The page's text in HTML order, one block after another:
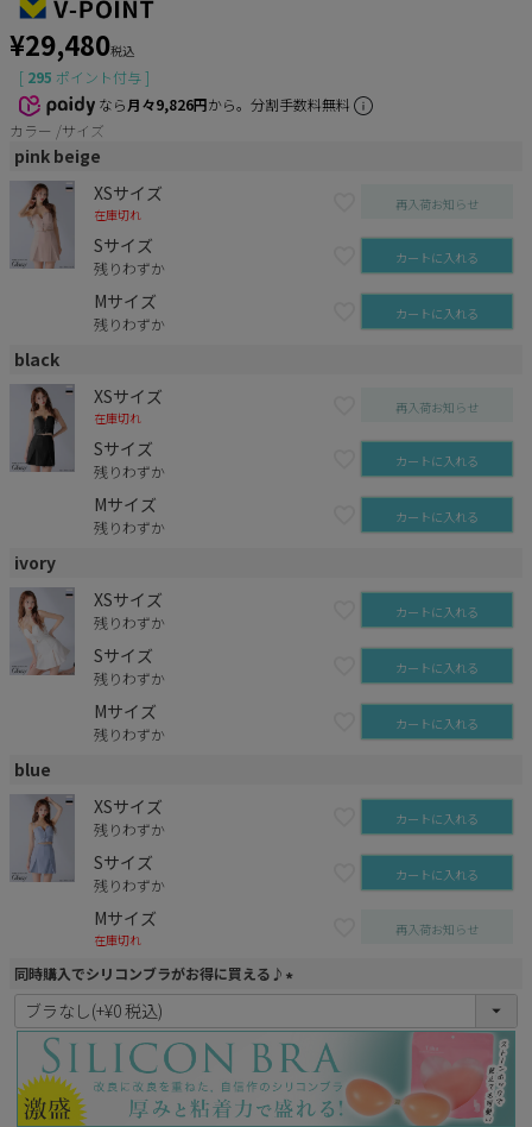
¥29,480税込
[ 295 ポイント付与 ]
なら月々9,826円から。分割手数料無料
カラー
サイズ
pink beige
XSサイズ
在庫切れ
再入荷お知らせ
Sサイズ
残りわずか カートに入れる
Mサイズ
残りわずか カートに入れる
black
XSサイズ
在庫切れ
再入荷お知らせ
Sサイズ
残りわずか カートに入れる
Mサイズ
残りわずか カートに入れる
ivory
XSサイズ
残りわずか カートに入れる
Sサイズ
残りわずか カートに入れる
Mサイズ
残りわずか カートに入れる
blue
XSサイズ
残りわずか カートに入れる
Sサイズ
残りわずか カートに入れる
Mサイズ
在庫切れ
再入荷お知らせ
同時購入でシリコンブラがお得に買える♪
(
須
)